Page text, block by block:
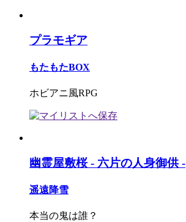
プラモギア
もたもたBOX
ホビアニ風RPG
幽霊屋敷桜 - 六片の人身御供 -
遥遠降雪
本当の鬼は誰？